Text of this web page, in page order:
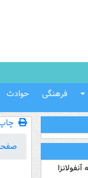
فرهنگی حوادث